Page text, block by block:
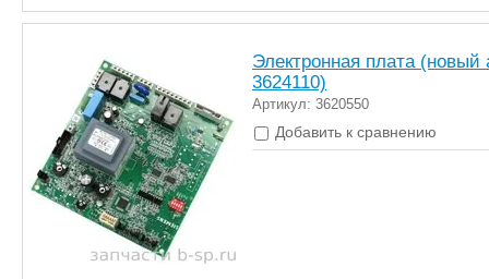
Электронная плата (новый
3624110)
Артикул: 3620550
Добавить к сравнению